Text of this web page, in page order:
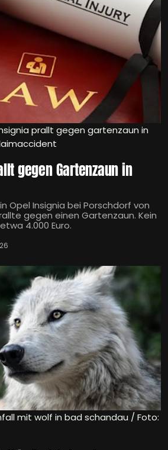
prallt gegen gartenzaun in
gegen Gartenzaun in
Opel Insignia bei Porschdorf von
gegen einen Gartenzaun. Kein
4.000 Euro.
mit wolf in bad schandau / Foto: